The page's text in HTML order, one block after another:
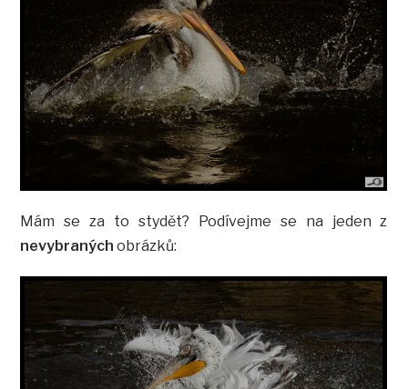
Mám se za to stydět? Podívejme se na jeden z
nevybraných obrázků: